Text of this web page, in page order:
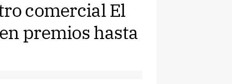
comercial El
premios hasta